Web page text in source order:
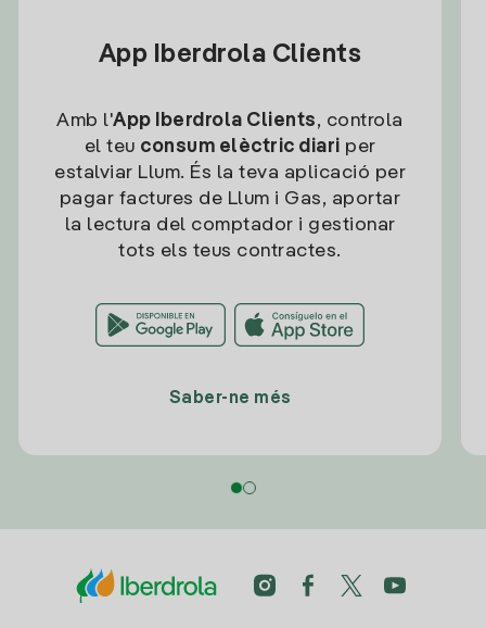
App Iberdrola Clients
Amb l'App Iberdrola Clients, controla
el teu consum elèctric diari per
estalviar Llum. És la teva aplicació per
pagar factures de Llum i Gas, aportar
la lectura del comptador i gestionar
tots els teus contractes.
Saber-ne més